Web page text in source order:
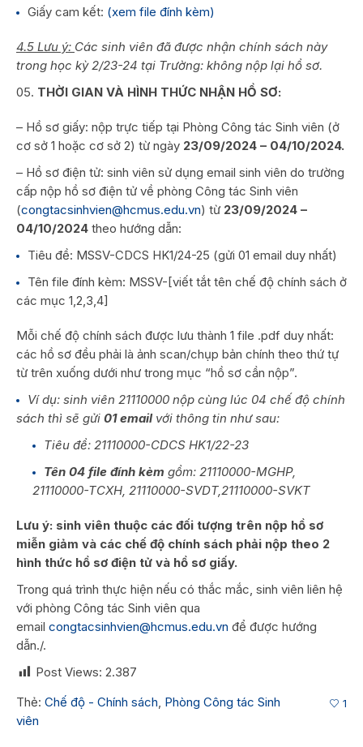
Giấy cam kết: (xem file đính kèm)
4.5 Lưu ý: Các sinh viên đã được nhận chính sách này
trong học kỳ 2/23-24 tại Trường: không nộp lại hồ sơ.
THỜI GIAN VÀ HÌNH THỨC NHẬN HỒ SƠ:
– Hồ sơ giấy: nộp trực tiếp tại Phòng Công tác Sinh viên (ở
cơ sở 1 hoặc cơ sở 2) từ ngày 23/09/2024 – 04/10/2024.
– Hồ sơ điện tử: sinh viên sử dụng email sinh viên do trường
cấp nộp hồ sơ điện tử về phòng Công tác Sinh viên
(congtacsinhvien@hcmus.edu.vn) từ 23/09/2024 –
04/10/2024 theo hướng dẫn:
Tiêu đề: MSSV-CDCS HK1/24-25 (gửi 01 email duy nhất)
Tên file đính kèm: MSSV-[viết tắt tên chế độ chính sách ở
các mục 1,2,3,4]
Mỗi chế độ chính sách được lưu thành 1 file .pdf duy nhất:
các hồ sơ đều phải là ảnh scan/chụp bản chính theo thứ tự
từ trên xuống dưới như trong mục “hồ sơ cần nộp”.
Ví dụ: sinh viên 21110000 nộp cùng lúc 04 chế độ chính
sách thì sẽ gửi 01 emailvới thông tin như sau:
Tiêu đề: 21110000-CDCS HK1/22-23
Tên 04 file đính kèm gồm: 21110000-MGHP,
21110000-TCXH, 21110000-SVDT,21110000-SVKT
Lưu ý: sinh viên thuộc các đối tượng trên nộp hồ sơ
miễn giảm và các chế độ chính sách phải nộp theo 2
hình thức hồ sơ điện tử và hồ sơ giấy.
Trong quá trình thực hiện nếu có thắc mắc, sinh viên liên hệ
với phòng Công tác Sinh viên qua
email congtacsinhvien@hcmus.edu.vn để được hướng
dẫn./.
Post Views: 2.387
Thẻ: Chế độ - Chính sách, Phòng Công tác Sinh
viên
1